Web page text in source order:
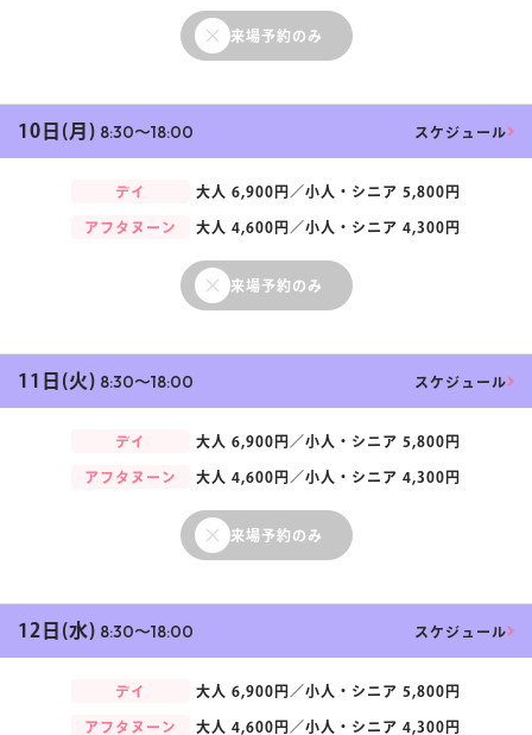
来場予約のみ
10日(月) 8:30〜18:00 スケジュール
デイ 大人 6,900円／小人・シニア 5,800円
アフタヌーン 大人 4,600円／小人・シニア 4,300円
来場予約のみ
11日(火) 8:30〜18:00 スケジュール
デイ 大人 6,900円／小人・シニア 5,800円
アフタヌーン 大人 4,600円／小人・シニア 4,300円
来場予約のみ
12日(水) 8:30〜18:00 スケジュール
デイ 大人 6,900円／小人・シニア 5,800円
アフタヌーン 大人 4,600円／小人・シニア 4,300円